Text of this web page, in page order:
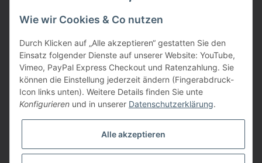
Über uns
ouzo-shop.com ist Ihr Shop für hochwertigen Ouzo und
Spirituosen direkt aus Griechenland! Unsere Waren erhalten
Wie wir Cookies & Co nutzen
Durch Klicken auf „Alle akzeptieren“ gestatten Sie den
Einsatz folgender Dienste auf unserer Website: YouTube,
Vimeo, PayPal Express Checkout und Ratenzahlung. Sie
können die Einstellung jederzeit ändern (Fingerabdruck-
Icon links unten). Weitere Details finden Sie unte
Konfigurieren und in unserer Datenschutzerklärung.
Alle akzeptieren